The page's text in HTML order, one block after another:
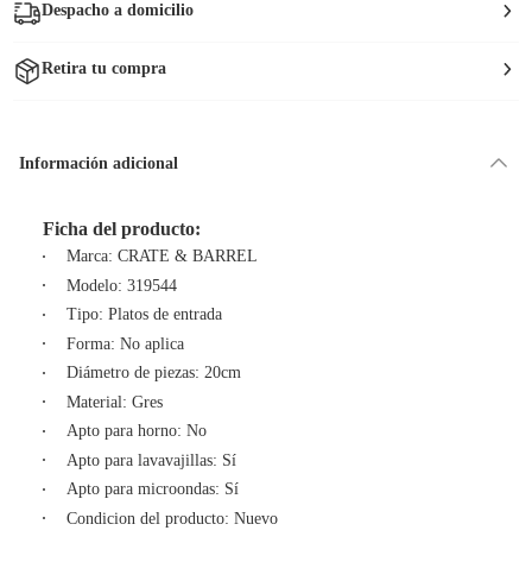
Despacho a domicilio
Retira tu compra
Información adicional
Ficha del producto:
Marca: CRATE & BARREL
Modelo: 319544
Tipo: Platos de entrada
Forma: No aplica
Diámetro de piezas: 20cm
Material: Gres
Apto para horno: No
Apto para lavavajillas: Sí
Apto para microondas: Sí
Condicion del producto: Nuevo